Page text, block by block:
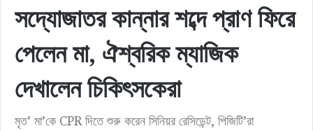
সদ্যোজাতর কান্নার শব্দে প্রাণ ফিরে
পেলেন মা, ঐশ্বরিক ম্যাজিক
দেখালেন চিকিৎসকেরা
মৃত’ মা’কে CPR দিতে শুরু করেন সিনিয়র রেসিডেন্ট, পিজিটি’রা